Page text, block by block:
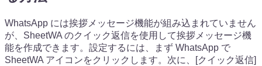
WhatsApp には挨拶メッセージ機能が組み込まれていません
が、SheetWA のクイック返信を使用して挨拶メッセージ機
能を作成できます。設定するには、まず WhatsApp で
SheetWA アイコンをクリックします。次に、[クイック返信]